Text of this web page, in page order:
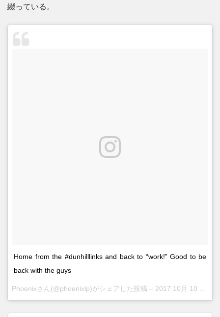
綴っている。
Home from the #dunhilllinks and back to “work!” Good to be
back with the guys
Phoenixさん(@phoenixlp)がシェアした投稿 – 2017 10月 10 4:16午後 PDT